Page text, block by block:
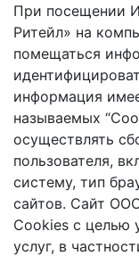
При посещении
Ритейл» на
помещаться
информация
называемых
осуществлять
пользователя,
систему, тип
сайтов. Сайт
Cookies с целью
услуг, в